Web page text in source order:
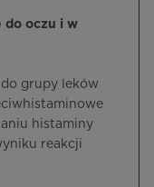
do oczu i w
grupy leków
histaminy
reakcji